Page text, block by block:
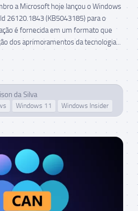
a Microsoft hoje lançou o Windows
26120.1843 (KB5043185) para o
é fornecida em um formato que
dos aprimoramentos da tecnologia...
da Silva
Windows 11 Windows Insider